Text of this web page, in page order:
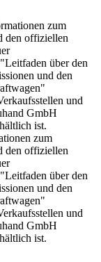
zum
den offiziellen
über den
und den
und
GmbH
ist.
zum
den offiziellen
über den
und den
und
GmbH
ist.